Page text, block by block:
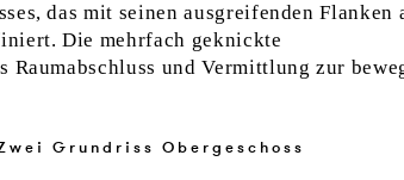
das mit seinen ausgreifenden Flanken
Die mehrfach geknickte
und Vermittlung zur